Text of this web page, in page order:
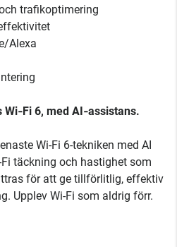
trafikoptimering
Alexa
6, med AI‑assistans.
Wi-Fi 6-tekniken med AI
täckning och hastighet som
för att ge tillförlitlig, effektiv
Upplev Wi-Fi som aldrig förr.